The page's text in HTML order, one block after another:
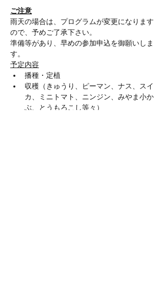
ご注意
雨天の場合は、プログラムが変更になります
ので、予めご了承下さい。
準備等があり、早めの参加申込を御願いしま
す。
予定内容
播種・定植
収穫（きゅうり、ピーマン、ナス、スイ
カ、ミニトマト、ニンジン、みやま小か
ぶ、とうもろこし等々）